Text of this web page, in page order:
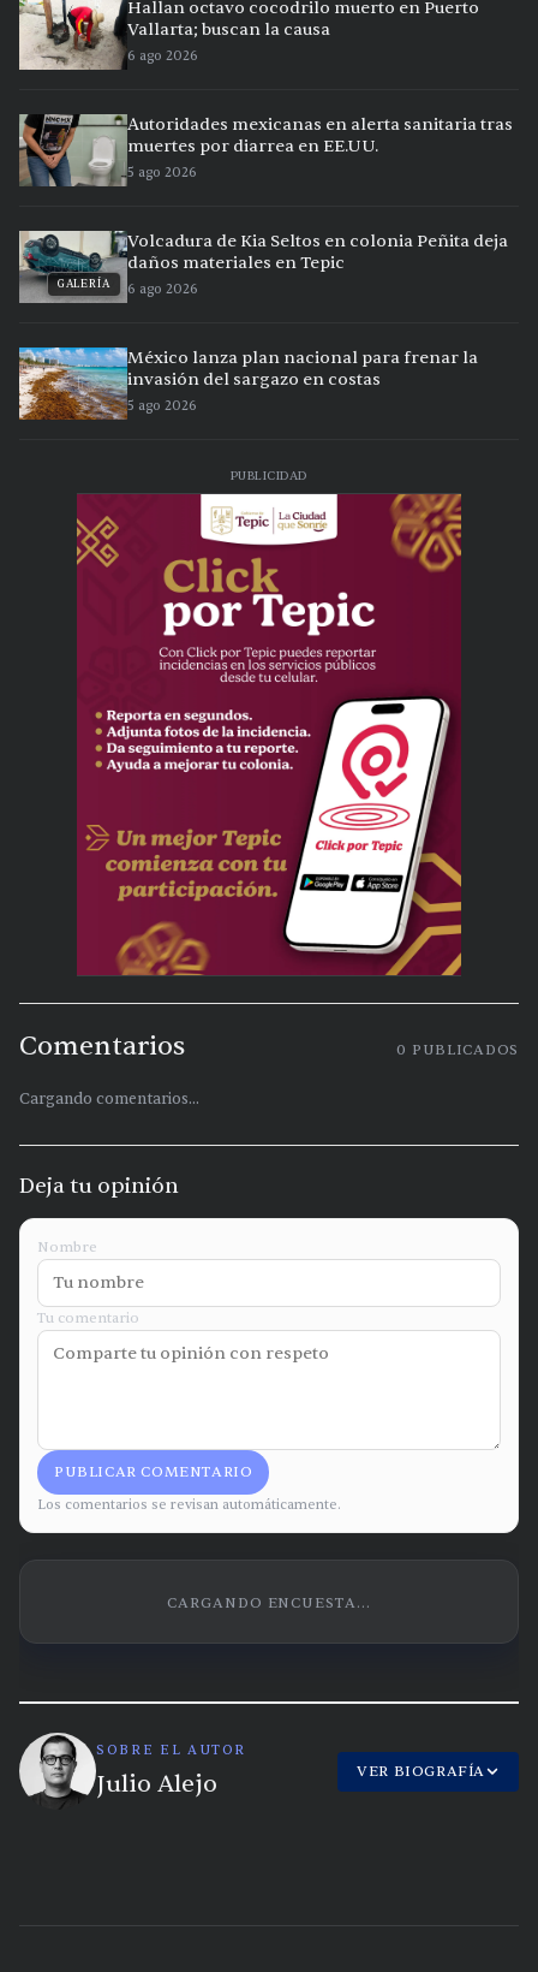
Hallan octavo cocodrilo muerto en Puerto
Vallarta; buscan la causa
6 ago 2026
Autoridades mexicanas en alerta sanitaria tras
muertes por diarrea en EE.UU.
5 ago 2026
GALERÍA
Volcadura de Kia Seltos en colonia Peñita deja
daños materiales en Tepic
6 ago 2026
México lanza plan nacional para frenar la
invasión del sargazo en costas
5 ago 2026
PUBLICIDAD
Comentarios 0 PUBLICADOS
Cargando comentarios...
Deja tu opinión
Nombre
Tu comentario
PUBLICAR COMENTARIO
Los comentarios se revisan automáticamente.
CARGANDO ENCUESTA...
SOBRE EL AUTOR
Julio Alejo VER BIOGRAFÍA